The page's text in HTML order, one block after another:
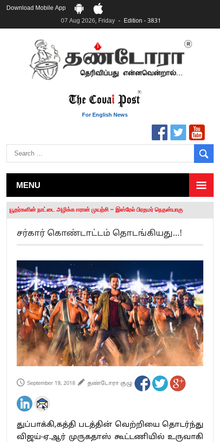
Download Mobile App
07 Aug 2026, Friday
Edition - 3831
For English News
MENU
யூதர்களின் நாட்டை அழிக்க ஈரான் முயற்சி – இஸ்ரேல் பிரதமர் நெதன்யாகு
எங்களை நீக்குவதற்கு இபிஎஸ்க்கு அதிகாரம் இல்லை.. – சி. வி.சண்முகம்
“மாணவர்கள் நடத்திய மொழிப்போரில் ஸ்டிக்கர் ஒட்டிக்கொண்டது திமுக”- பாமக
தலைவர் அன்புமணி ராமதாஸ்
பிரவீன் சக்ரவர்த்தியின் கருத்து காங்கிரஸ் தலைமையின் கருத்து கிடையாது – கார்த்தி
சிதம்பரம்
“ஜெயலலிதா அவர்களே என் ரோல் மாடல்” -பிரேமலதா விஜயகாந்த் பேட்டி
ராகுல் காந்தி கைது – தவெக தலைவர் விஜய் கண்டனம்
செத்து சாம்பல் ஆனாலும் தனித்துதான் போட்டி – சீமான்
பாகிஸ்தானின் அணு ஆயுத மிரட்டலுக்கு அஞ்சமாட்டோம் – இந்தியா
தமிழக சட்டப்பேரவையில் காலியிடங்கள் 6 ஆக உயர்வு
சர்கார் கொண்டாட்டம் தொடங்கியது…!
September 19, 2018 தண்டோரா குழு
துப்பாக்கி,கத்தி படத்தின் வெற்றியை தொடர்ந்து
விஜய்-ஏ.ஆர் முருகதாஸ் கூட்டணியில் உருவாகி